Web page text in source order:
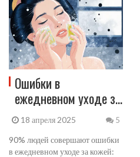
Ошибки в
ежедневном уходе за
кожей: что делают
неправильно 90%
людей
18 апреля 2025 5
90% людей совершают ошибки
в ежедневном уходе за кожей: